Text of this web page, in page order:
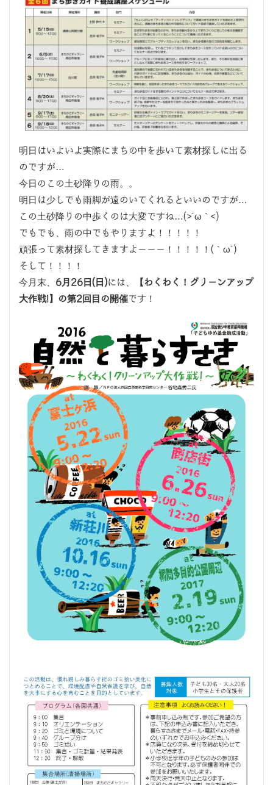
明日はいよいよ実際にまちの中を歩いて素材探しに出る
のですが…
今日のこの土砂降りの雨。。
明日は少しでも雨脚が遠のいてくれるといいのですが…
この土砂降りの中歩くのは大変ですね…(>´ω｀<)
でもでも、雨の中でもやりますよ！！！！！
頑張って素材探してきますよーーー！！！！！(｀ω´)
そして！！！！
今月末、 6月26日(日)には、
【わくわく！グリーンアップ
大作戦!】の第2回目の開催です！